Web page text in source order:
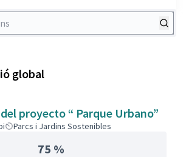
global
proyecto “ Parque Urbano”
Parcs i Jardins Sostenibles
75 %